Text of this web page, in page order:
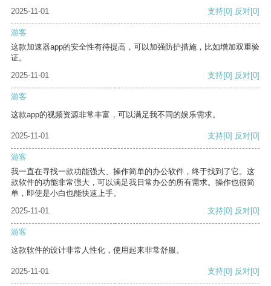
2025-11-01 支持[0] 反对[0]
游客
这款加速器app的安全性有待提高，可以加强防护措施，比如增加双重验
证。
2025-11-01
支持[0] 反对[0]
游客
这款app的视频资源非常丰富，可以满足我不同的娱乐需求。
2025-11-01 支持[0] 反对[0]
游客
我一直在寻找一款功能强大、操作简单的办公软件，终于找到了它。这
款软件的功能非常强大，可以满足我日常办公的所有需求。操作也很简
单，即使是小白也能快速上手。
2025-11-01
支持[0] 反对[0]
游客
这款软件的设计非常人性化，使用起来非常舒服。
2025-11-01 支持[0] 反对[0]